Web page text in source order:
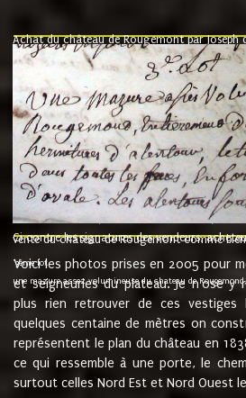
Achat du château de Rougemont par Joseph
"l'an mil six cent soixante treze le ving
nommé fut présent Messire Claude
vend, purement simplement et
et chavannes conseiller du roy au
que le dit seigneur Baron de la Vellière a
de la Velliere tout ainsi et comme le dit
présent......"
suivent les rentes, donation des terriers,
Ci contre les signatures des vendeurs,
vente du château de Rougemont comme
"3ème lot
une mazure assez volumineuse du chateau de
Voici les photos prises en 2005 pour
et seigneuries du plateau. Je n'ose y
plus rien retrouver de ces vestiges
quelques centaine de mètres on
représentent le plan du château en
ce qui ressemble à une porte, le
surtout celles Nord Est et Nord Ouest